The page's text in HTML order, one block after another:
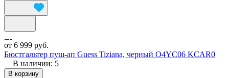
от 6 999 руб.
Бюстгальтер пуш-ап Guess Tiziana, черный O4YC06 KCAR0
В наличии: 5
В корзину